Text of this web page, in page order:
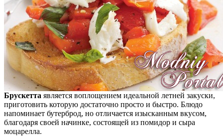
Брускетта является воплощением идеальной летней закуски,
приготовить которую достаточно просто и быстро. Блюдо
напоминает бутерброд, но отличается изысканным вкусом,
благодаря своей начинке, состоящей из помидор и сыра
моцарелла.